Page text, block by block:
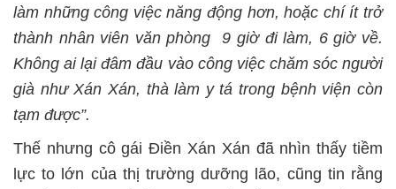
làm những công việc năng động hơn, hoặc chí ít trở
thành nhân viên văn phòng 9 giờ đi làm, 6 giờ về.
Không ai lại đâm đầu vào công việc chăm sóc người
già như Xán Xán, thà làm y tá trong bệnh viện còn
tạm được”.
Thế nhưng cô gái Điền Xán Xán đã nhìn thấy tiềm
lực to lớn của thị trường dưỡng lão, cũng tin rằng